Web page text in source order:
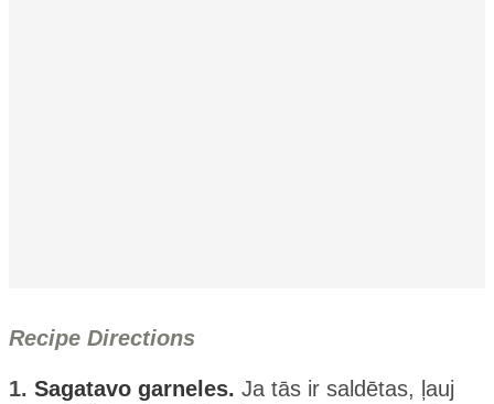
Recipe Directions
1. Sagatavo garneles. Ja tās ir saldētas, ļauj